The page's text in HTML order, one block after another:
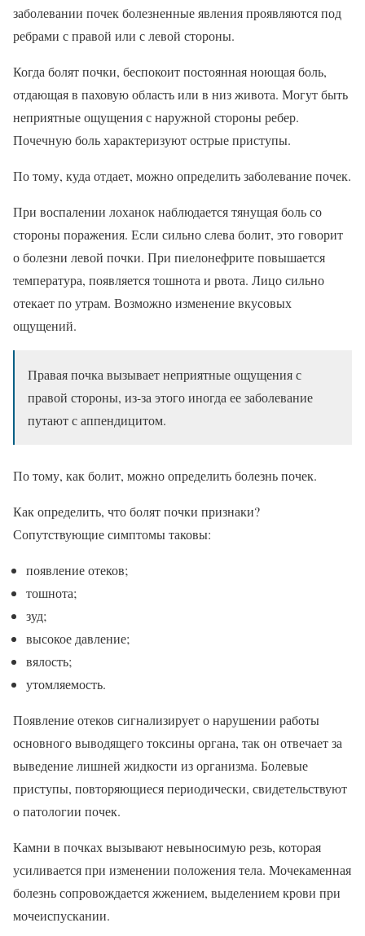
заболевании почек болезненные явления проявляются под
ребрами с правой или с левой стороны.
Когда болят почки, беспокоит постоянная ноющая боль,
отдающая в паховую область или в низ живота. Могут быть
неприятные ощущения с наружной стороны ребер.
Почечную боль характеризуют острые приступы.
По тому, куда отдает, можно определить заболевание почек.
При воспалении лоханок наблюдается тянущая боль со
стороны поражения. Если сильно слева болит, это говорит
о болезни левой почки. При пиелонефрите повышается
температура, появляется тошнота и рвота. Лицо сильно
отекает по утрам. Возможно изменение вкусовых
ощущений.
Правая почка вызывает неприятные ощущения с
правой стороны, из-за этого иногда ее заболевание
путают с аппендицитом.
По тому, как болит, можно определить болезнь почек.
Как определить, что болят почки признаки?
Сопутствующие симптомы таковы:
появление отеков;
тошнота;
зуд;
высокое давление;
вялость;
утомляемость.
Появление отеков сигнализирует о нарушении работы
основного выводящего токсины органа, так он отвечает за
выведение лишней жидкости из организма. Болевые
приступы, повторяющиеся периодически, свидетельствуют
о патологии почек.
Камни в почках вызывают невыносимую резь, которая
усиливается при изменении положения тела. Мочекаменная
болезнь сопровождается жжением, выделением крови при
мочеиспускании.